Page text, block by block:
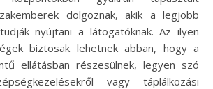
dolgoznak, akik a legjobb
nyújtani a látogatóknak. Az ilyen
biztosak lehetnek abban, hogy a
ellátásban részesülnek, legyen szó
vagy táplálkozási